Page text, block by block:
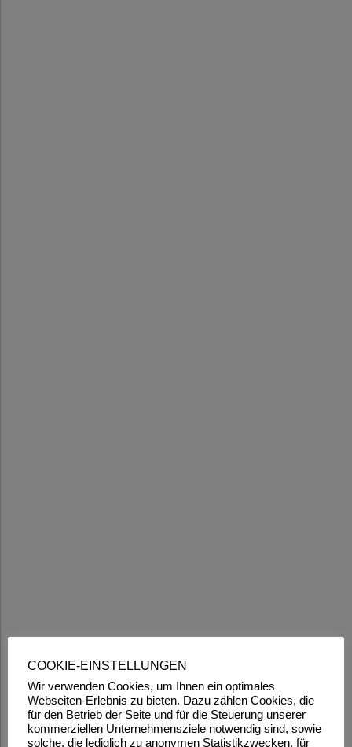
COOKIE-EINSTELLUNGEN
Wir verwenden Cookies, um Ihnen ein optimales
Webseiten-Erlebnis zu bieten. Dazu zählen Cookies, die
für den Betrieb der Seite und für die Steuerung unserer
kommerziellen Unternehmensziele notwendig sind, sowie
solche, die lediglich zu anonymen Statistikzwecken, für